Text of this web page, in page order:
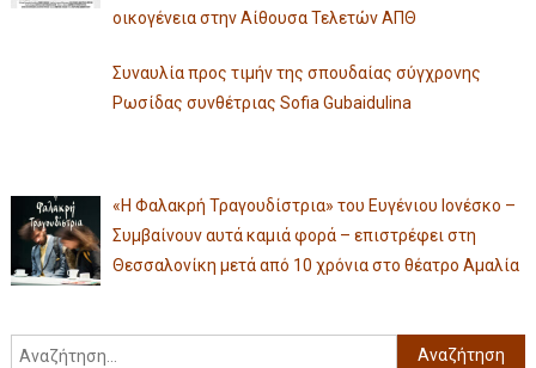
οικογένεια στην Αίθουσα Τελετών ΑΠΘ
Συναυλία προς τιμήν της σπουδαίας σύγχρονης
Ρωσίδας συνθέτριας Sofia Gubaidulina
«Η Φαλακρή Τραγουδίστρια» του Ευγένιου Ιονέσκο –
Συμβαίνουν αυτά καμιά φορά – επιστρέφει στη
Θεσσαλονίκη μετά από 10 χρόνια στο θέατρο Αμαλία